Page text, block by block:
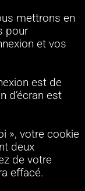
mettrons en
pour
et vos
est de
d’écran est
», votre cookie
deux
de votre
effacé.